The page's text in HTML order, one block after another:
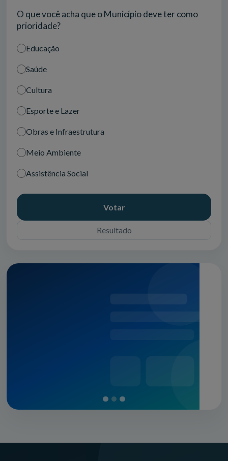
O que você acha que o Município deve ter como
prioridade?
Educação
Saúde
Cultura
Esporte e Lazer
Obras e Infraestrutura
Meio Ambiente
Assistência Social
Votar
Resultado